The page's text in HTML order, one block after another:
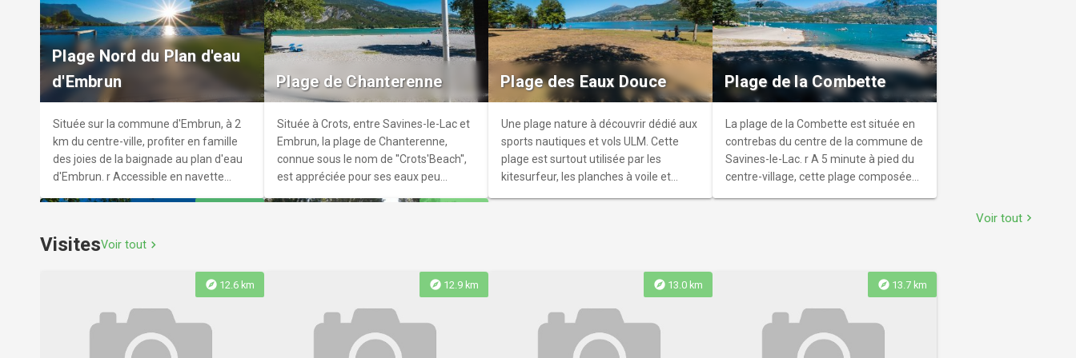
Atelier poterie adultes
Atelier de poterie adultes initiation ou
perfectionnement au modelage et
tournage avec un accompagnement
dans votre créativité avec différentes
techniques de céramique sur la ferme
Arteralya.
Observation du soleil
Observez le soleil avec les spécialistes
d'Astronomie, grâce à des instruments
d'optique adaptés.
Plage Nord du Plan d'eau
d'Embrun
Située sur la commune d'Embrun, à 2
km du centre-ville, profiter en famille
des joies de la baignade au plan d'eau
d'Embrun. r Accessible en navette
Plage de Chanterenne
Située à Crots, entre Savines-le-Lac et
Embrun, la plage de Chanterenne,
connue sous le nom de ''Crots'Beach'',
est appréciée pour ses eaux peu
Plage des Eaux Douce
Une plage nature à découvrir dédié aux
sports nautiques et vols ULM. Cette
plage est surtout utilisée par les
kitesurfeur, les planches à voile et
Plage de la Combette
La plage de la Combette est située en
contrebas du centre de la commune de
Savines-le-Lac. r A 5 minute à pied du
centre-village, cette plage composée
Savin' Plage Plage les Eygoires
Voir tout chevron_right
VisitesVoir tout chevron_right
explore 12.6 km explore 12.9 km explore 13.0 km explore 13.7 km